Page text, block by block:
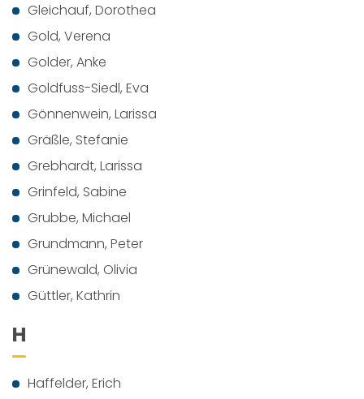
Gleichauf, Dorothea
Gold, Verena
Golder, Anke
Goldfuss-Siedl, Eva
Gönnenwein, Larissa
Gräßle, Stefanie
Grebhardt, Larissa
Grinfeld, Sabine
Grubbe, Michael
Grundmann, Peter
Grünewald, Olivia
Güttler, Kathrin
H
Haffelder, Erich